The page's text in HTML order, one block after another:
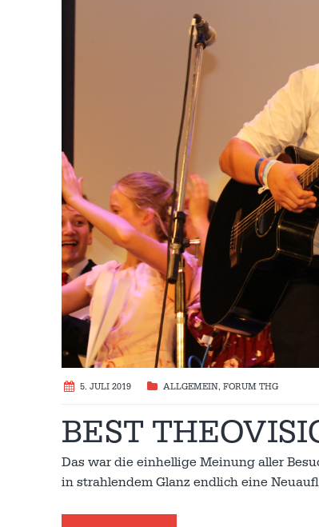
5. JULI 2019 ALLGEMEIN, FORUM THG
BEST
Das war die einhellige Meinung aller
in strahlendem Glanz endlich eine